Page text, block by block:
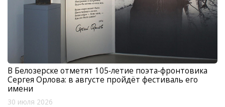
В Белозерске отметят 105‑летие поэта‑фронтовика
Сергея Орлова: в августе пройдёт фестиваль его
имени
30 июля 2026